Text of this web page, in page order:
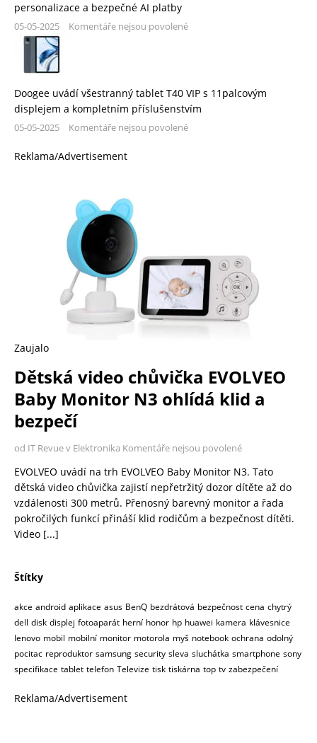
personalizace a bezpečné AI platby
05-05-2025 Komentáře nejsou povolené
Doogee uvádí všestranný tablet T40 VIP s 11palcovým
displejem a kompletním příslušenstvím
05-05-2025 Komentáře nejsou povolené
Reklama/Advertisement
Zaujalo
Dětská video chůvička EVOLVEO
Baby Monitor N3 ohlídá klid a
bezpečí
od IT Revue v Elektronika Komentáře nejsou povolené
EVOLVEO uvádí na trh EVOLVEO Baby Monitor N3. Tato
dětská video chůvička zajistí nepřetržitý dozor dítěte až do
vzdálenosti 300 metrů. Přenosný barevný monitor a řada
pokročilých funkcí přináší klid rodičům a bezpečnost dítěti.
Video [...]
Štítky
akce android aplikace asus BenQ bezdrátová bezpečnost cena chytrý
dell disk displej fotoaparát herní honor hp huawei kamera klávesnice
lenovo mobil mobilní monitor motorola myš notebook ochrana odolný
pocitac reproduktor samsung security sleva sluchátka smartphone sony
specifikace tablet telefon Televize tisk tiskárna top tv zabezpečení
Reklama/Advertisement